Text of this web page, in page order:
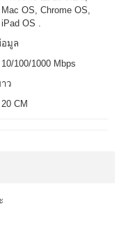
Mac OS, Chrome OS,
iPad OS .
มูล
10/100/1000 Mbps
ว
20 CM